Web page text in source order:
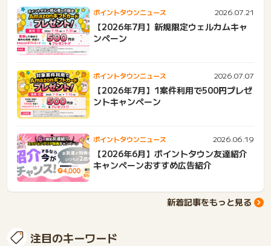
ポイントタウンニュース 2026.07.21
【2026年7月】新規限定ウェルカムキャ
ンペーン
ポイントタウンニュース 2026.07.07
【2026年7月】1案件利用で500円プレゼ
ントキャンペーン
ポイントタウンニュース 2026.06.19
【2026年6月】ポイントタウン友達紹介
キャンペーンおすすめ広告紹介
新着記事をもっと見る
注目のキーワード